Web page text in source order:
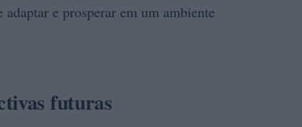
e prosperar em um ambiente
futuras